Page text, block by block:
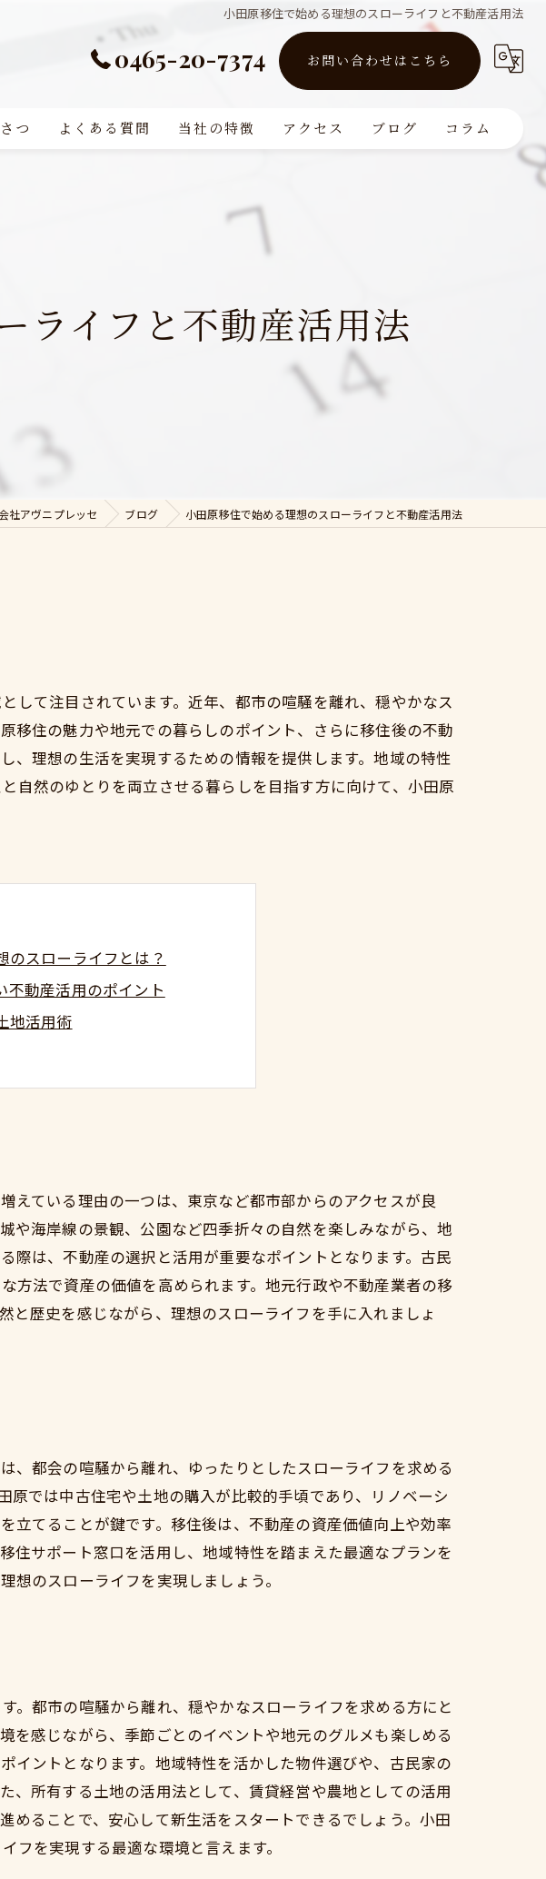
小田原移住で始める理想のスローライフと不動産活用法
0465-20-7374 お問い合わせはこちら
つ よくある質問 当社の特徴
査定
アクセス ブログ コラム
ライフと不動産活用法
社アヴニプレッセ ブログ 小田原移住で始める理想のスローライフと不動産活用法
して注目されています。近年、都市の喧騒を離れ、穏やかなス
移住の魅力や地元での暮らしのポイント、さらに移住後の不動
、理想の生活を実現するための情報を提供します。地域の特性
自然のゆとりを両立させる暮らしを目指す方に向けて、小田原
のスローライフとは？
不動産活用のポイント
地活用術
購入の成功事例
スローライフの秘訣
スローライフと不動産活用法
えている理由の一つは、東京など都市部からのアクセスが良
や海岸線の景観、公園など四季折々の自然を楽しみながら、地
際は、不動産の選択と活用が重要なポイントとなります。古民
方法で資産の価値を高められます。地元行政や不動産業者の移
歴史を感じながら、理想のスローライフを手に入れましょ
、都会の喧騒から離れ、ゆったりとしたスローライフを求める
では中古住宅や土地の購入が比較的手頃であり、リノベーシ
立てることが鍵です。移住後は、不動産の資産価値向上や効率
住サポート窓口を活用し、地域特性を踏まえた最適なプランを
のスローライフを実現しましょう。
。都市の喧騒から離れ、穏やかなスローライフを求める方にと
を感じながら、季節ごとのイベントや地元のグルメも楽しめる
イントとなります。地域特性を活かした物件選びや、古民家の
、所有する土地の活用法として、賃貸経営や農地としての活用
めることで、安心して新生活をスタートできるでしょう。小田
を実現する最適な環境と言えます。